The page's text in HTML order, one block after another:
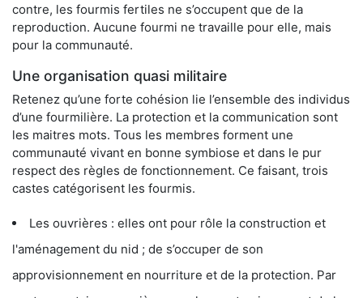
contre, les fourmis fertiles ne s’occupent que de la
reproduction. Aucune fourmi ne travaille pour elle, mais
pour la communauté.
Une organisation quasi militaire
Retenez qu’une forte cohésion lie l’ensemble des individus
d’une fourmilière. La protection et la communication sont
les maitres mots. Tous les membres forment une
communauté vivant en bonne symbiose et dans le pur
respect des règles de fonctionnement. Ce faisant, trois
castes catégorisent les fourmis.
Les ouvrières : elles ont pour rôle la construction et
l'aménagement du nid ; de s’occuper de son
approvisionnement en nourriture et de la protection. Par